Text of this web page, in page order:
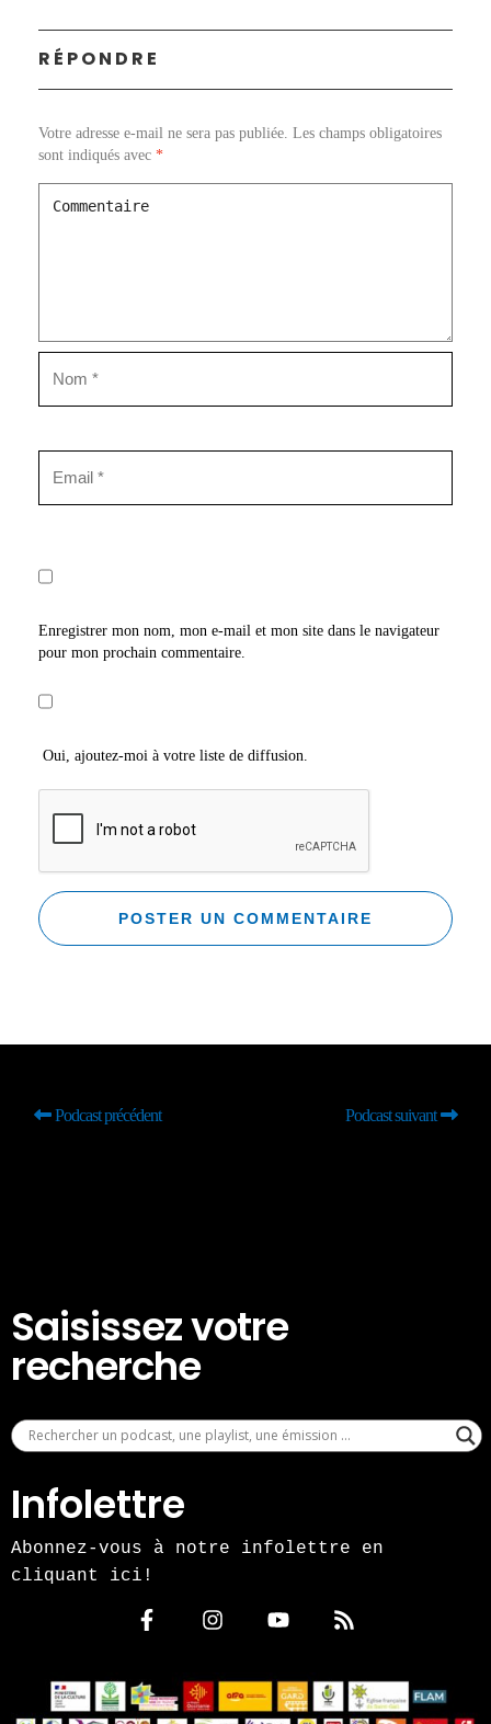
RÉPONDRE
Votre adresse e-mail ne sera pas publiée. Les champs obligatoires
sont indiqués avec *
Enregistrer mon nom, mon e-mail et mon site dans le navigateur
pour mon prochain commentaire.
Oui, ajoutez-moi à votre liste de diffusion.
Podcast précédent Podcast suivant
Saisissez votre
recherche
Infolettre
Abonnez-vous à notre infolettre en
cliquant ici!